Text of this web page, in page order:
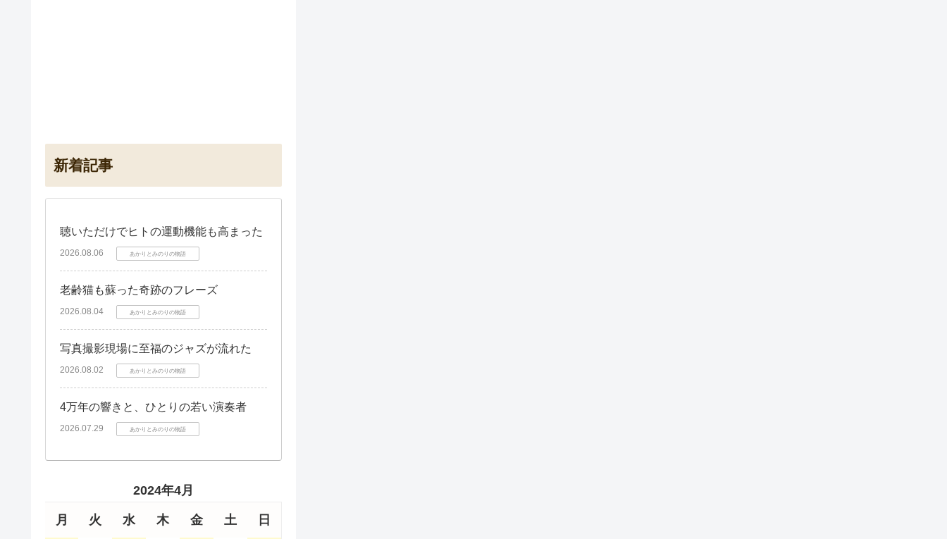
新着記事
聴いただけでヒトの運動機能も高まった
2026.08.06 あかりとみのりの物語
老齢猫も蘇った奇跡のフレーズ
2026.08.04 あかりとみのりの物語
写真撮影現場に至福のジャズが流れた
2026.08.02 あかりとみのりの物語
4万年の響きと、ひとりの若い演奏者
2026.07.29 あかりとみのりの物語
2024年4月
月 火 水 木 金 土 日